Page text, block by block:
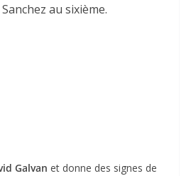
au sixième.
Galvan et donne des signes de